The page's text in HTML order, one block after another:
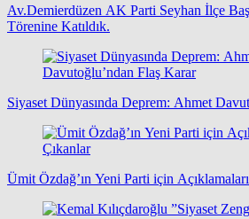
Av.Demierdüzen AK Parti Seyhan İlçe
Törenine Katıldık.
Siyaset Dünyasında Deprem: Ahmet
Ümit Özdağ’ın Yeni Parti için